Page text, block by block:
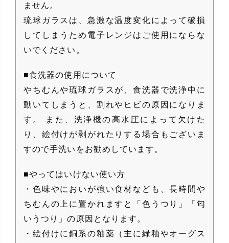
ません。
琉球ガラスは、急激な温度変化によって破損
してしまうため電子レンジはご使用にならな
いでください。
■食洗器の使用について
やちむんや琉球ガラスが、食洗器で洗浄中に
動いてしまうと、割れやヒビの原因になりま
す。 また、洗浄機の高水圧によって欠けた
り、絵付けが剥がれたりする場合もございま
すので手洗いをお勧めしています。
■やってはいけない使い方
・色味やにおいが強い食材なども、長時間や
ちむんの上に置かれますと「色うつり」「匂
いうつり」の原因となります。
・絵付けに銅系の釉薬（主に緑釉やオーグス